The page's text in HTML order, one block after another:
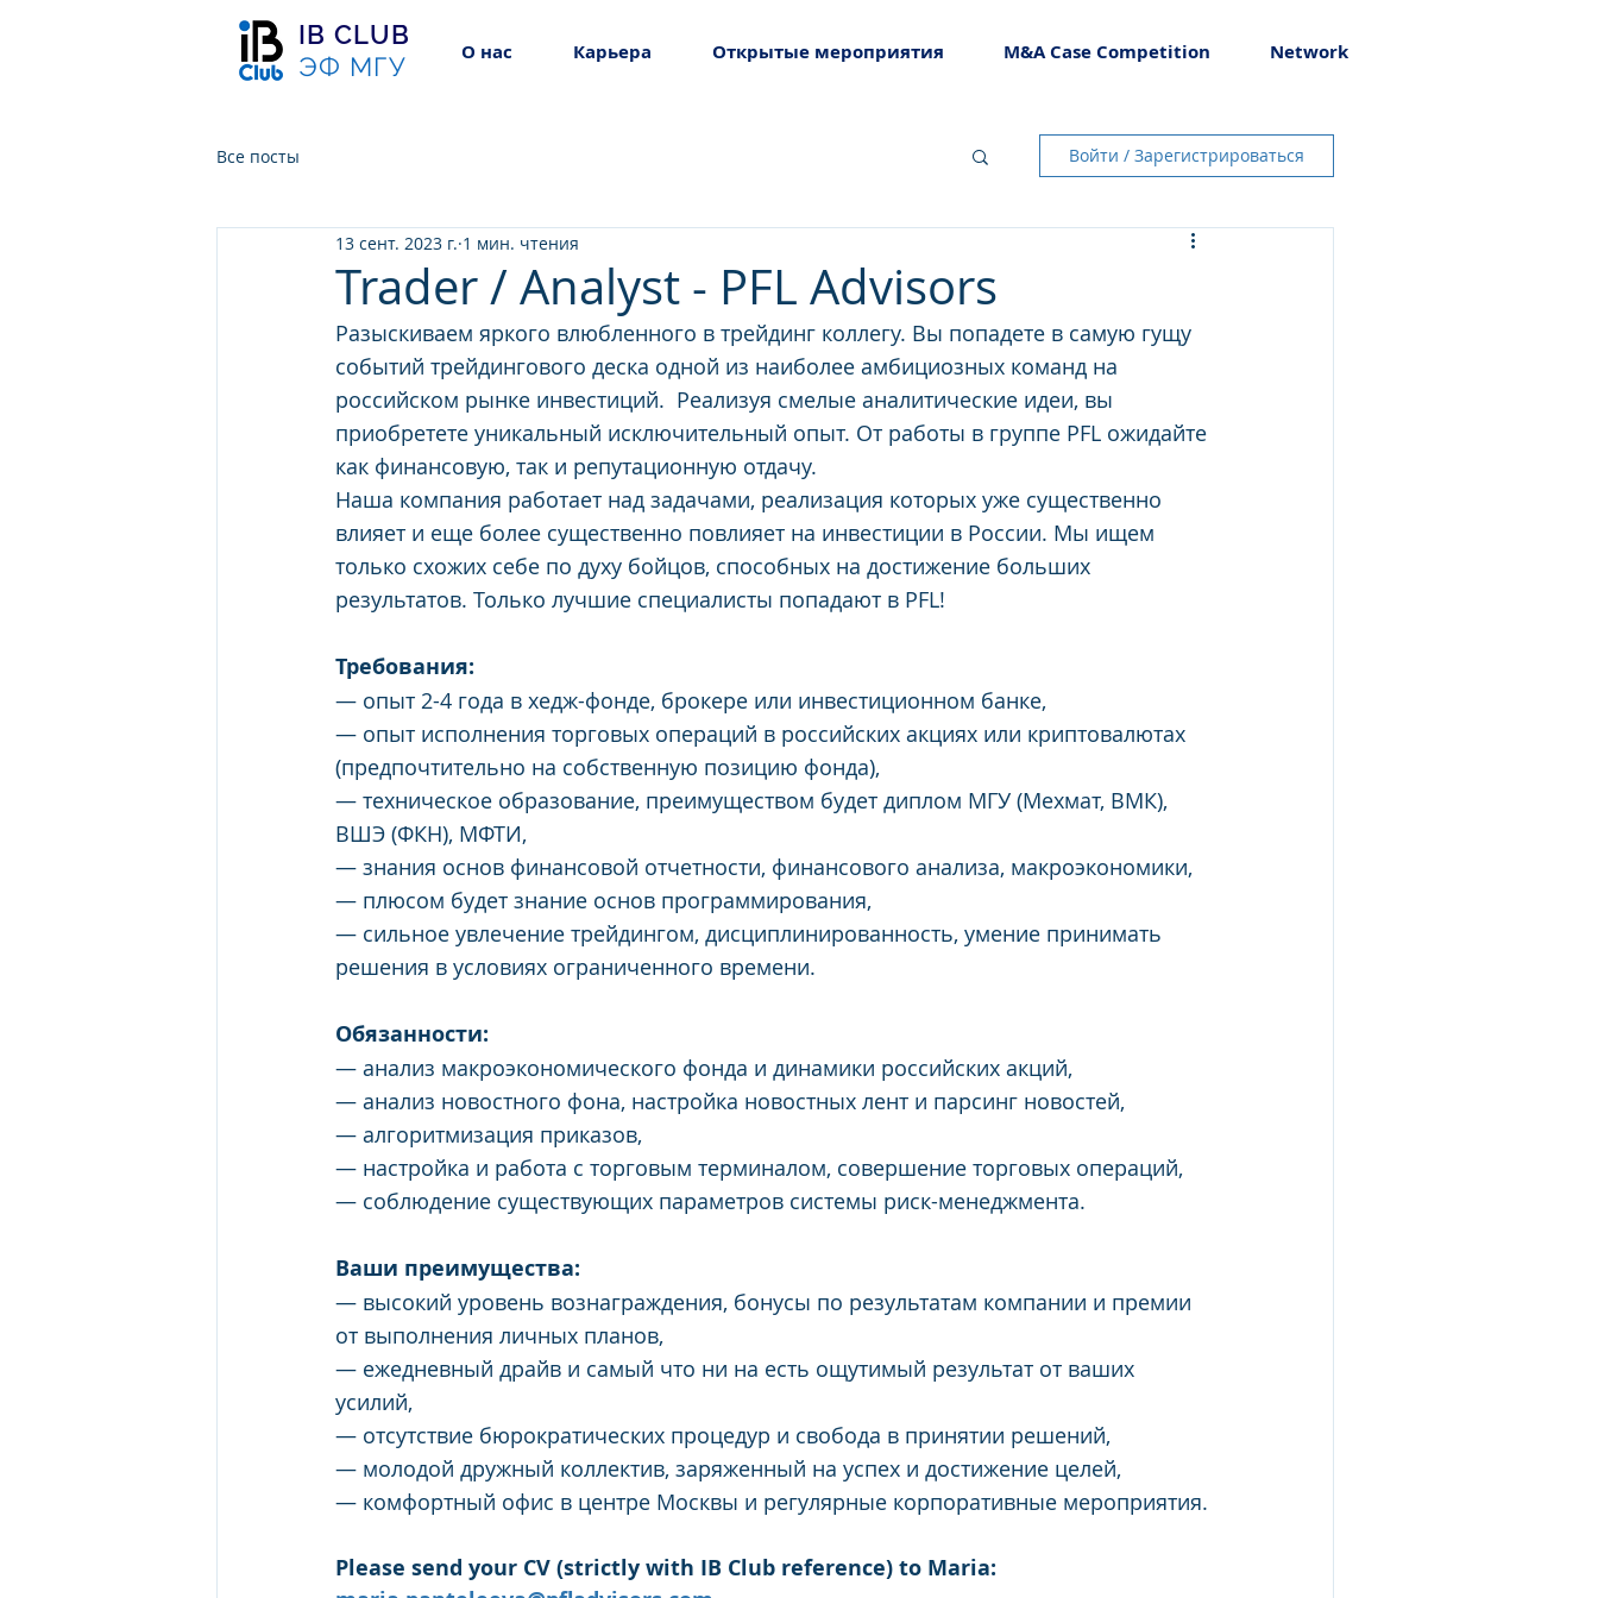
IB CLUB
ЭФ МГУ
О нас Карьера Открытые мероприятия M&A Case Competition Network
Все посты Войти / Зарегистрироваться
Trader / Analyst - PFL Advisors
13 сент. 2023 г. 1 мин. чтения
Разыскиваем яркого влюбленного в трейдинг коллегу. Вы попадете в самую гущу
событий трейдингового деска одной из наиболее амбициозных команд на
российском рынке инвестиций.  Реализуя смелые аналитические идеи, вы
приобретете уникальный исключительный опыт. От работы в группе PFL ожидайте
как финансовую, так и репутационную отдачу.
Наша компания работает над задачами, реализация которых уже существенно
влияет и еще более существенно повлияет на инвестиции в России. Мы ищем
только схожих себе по духу бойцов, способных на достижение больших
результатов. Только лучшие специалисты попадают в PFL!
Требования:
— опыт 2-4 года в хедж-фонде, брокере или инвестиционном банке,
— опыт исполнения торговых операций в российских акциях или криптовалютах
(предпочтительно на собственную позицию фонда),
— техническое образование, преимуществом будет диплом МГУ (Мехмат, ВМК),
ВШЭ (ФКН), МФТИ,
— знания основ финансовой отчетности, финансового анализа, макроэкономики,
— плюсом будет знание основ программирования,
— сильное увлечение трейдингом, дисциплинированность, умение принимать
решения в условиях ограниченного времени.
Обязанности:
— анализ макроэкономического фонда и динамики российских акций,
— анализ новостного фона, настройка новостных лент и парсинг новостей,
— алгоритмизация приказов,
— настройка и работа с торговым терминалом, совершение торговых операций,
— соблюдение существующих параметров системы риск-менеджмента.
Ваши преимущества:
— высокий уровень вознаграждения, бонусы по результатам компании и премии
от выполнения личных планов,
— ежедневный драйв и самый что ни на есть ощутимый результат от ваших
усилий,
— отсутствие бюрократических процедур и свобода в принятии решений,
— молодой дружный коллектив, заряженный на успех и достижение целей,
— комфортный офис в центре Москвы и регулярные корпоративные мероприятия.
Please send your CV (strictly with IB Club reference) to Maria: